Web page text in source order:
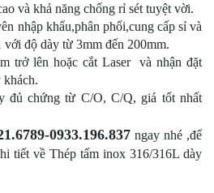
và khả năng chống rỉ sét tuyệt vời.
nhập khẩu,phân phối,cung cấp sỉ và
độ dày từ 3mm đến 200mm.
trở lên hoặc cắt Laser và nhận đặt
khách.
đủ chứng từ C/O, C/Q, giá tốt nhất
0933.196.837ngay nhé ,để
tiết về Thép tấm inox 316/316L dày